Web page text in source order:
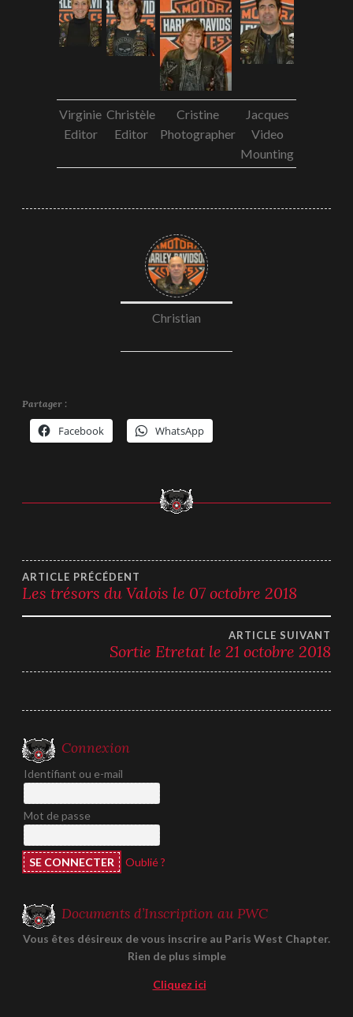
Virginie
Editor
Christèle
Editor
Cristine
Photographer
Jacques
Video
Mounting
Christian
Partager :
Facebook WhatsApp
Navigation
de
l’article
ARTICLE PRÉCÉDENT
Les trésors du Valois le 07 octobre 2018
ARTICLE SUIVANT
Sortie Etretat le 21 octobre 2018
Connexion
Identifiant ou e-mail
Mot de passe
Oublié ?
Documents d’Inscription au PWC
Vous êtes désireux de vous inscrire au Paris West Chapter.
Rien de plus simple
Cliquez ici